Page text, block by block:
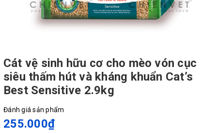
Cát vệ sinh hữu cơ cho mèo vón cục
siêu thấm hút và kháng khuẩn Cat’s
Best Sensitive 2.9kg
Đánh giá sản phẩm
255.000₫